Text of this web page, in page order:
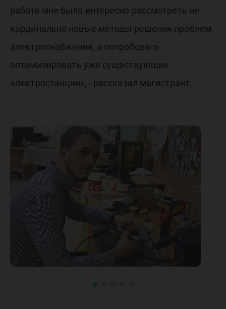
работе мне было интересно рассмотреть не
кардинально новые методы решения проблем
электроснабжения, а попробовать
оптимизировать уже существующие
электростанции», - рассказал магистрант.